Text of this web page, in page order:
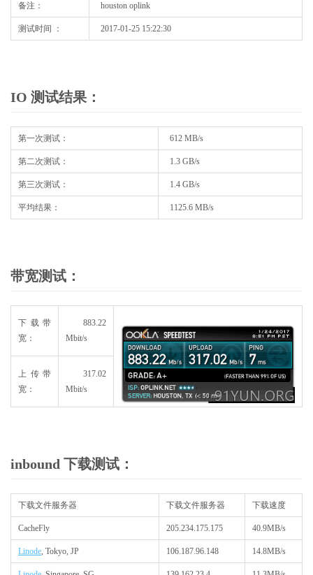
备注： houston oplink
测试时间 ： 2017-01-25 15:22:30
IO 测试结果：
第一次测试： 612 MB/s
第二次测试： 1.3 GB/s
第三次测试： 1.4 GB/s
平均结果： 1125.6 MB/s
带宽测试：
下载带
宽：
883.22
Mbit/s
上传带
宽：
317.02
Mbit/s
inbound 下载测试：
下载文件服务器 下载文件服务器 下载速度
CacheFly 205.234.175.175 40.9MB/s
Linode, Tokyo, JP 106.187.96.148 14.8MB/s